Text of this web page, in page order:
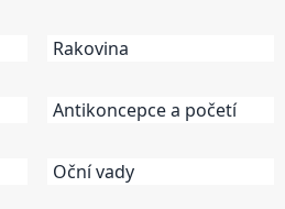
Rakovina
Antikoncepce a početí
Oční vady